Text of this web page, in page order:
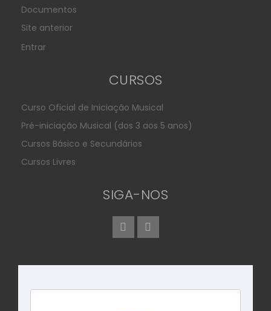
Documentos
Site anterior
Entrar
CURSOS
Curso Oficial de Iniciação Musical
Pré-iniciação Musical (dos 3 aos 5 anos)
Cursos Básico e Secundários
Cursos Livres
SIGA-NOS